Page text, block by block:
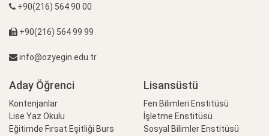
+90(216) 564 90 00
+90(216) 564 99 99
info@ozyegin.edu.tr
Aday Öğrenci
Kontenjanlar
Lise Yaz Okulu
Eğitimde Fırsat Eşitliği Burs
Lisansüstü
Fen Bilimleri Enstitüsü
İşletme Enstitüsü
Sosyal Bilimler Enstitüsü